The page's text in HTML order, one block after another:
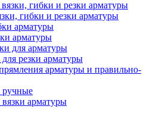
гибки и резки арматуры
арматуры
арматуры
для арматуры
резки арматуры
арматуры и правильно-
ручные
арматуры